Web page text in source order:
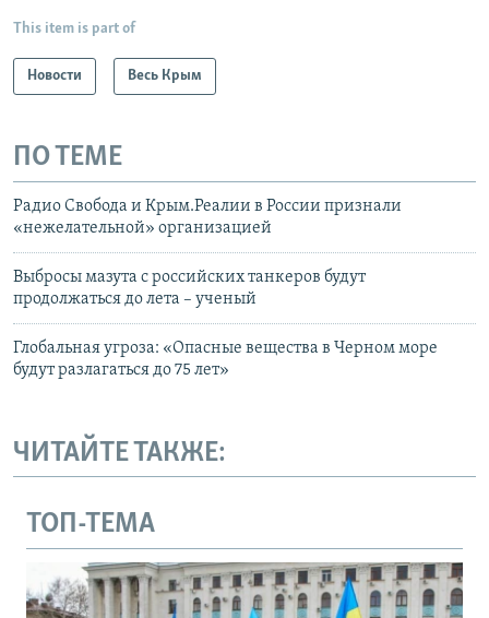
This item is part of
Новости Весь Крым
ПО ТЕМЕ
Радио Свобода и Крым.Реалии в России признали
«нежелательной» организацией
Выбросы мазута с российских танкеров будут
продолжаться до лета – ученый
Глобальная угроза: «Опасные вещества в Черном море
будут разлагаться до 75 лет»
ЧИТАЙТЕ ТАКЖЕ:
ТОП-ТЕМА